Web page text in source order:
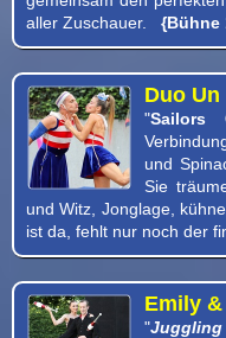
aller Zuschauer. {Bühne
Duo Un
"Sailors
und
Sie
und Witz, Jonglage,
ist da, fehlt nur noch der
Emily
"Juggling